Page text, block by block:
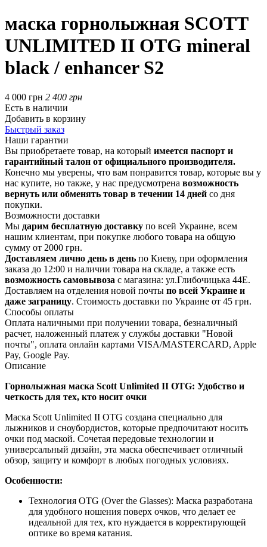
маска горнолыжная SCOTT
UNLIMITED II OTG mineral
black / enhancer S2
4 000 грн 2 400 грн
Есть в наличии
Добавить в корзину
Быстрый заказ
Наши гарантии
Вы приобретаете товар, на который имеется паспорт и
гарантийный талон от официального производителя.
Конечно мы уверены, что вам понравится товар, которые вы у
нас купите, но также, у нас предусмотрена возможность
вернуть или обменять товар в течении 14 дней со дня
покупки.
Возможности доставки
Мы дарим бесплатную доставку по всей Украине, всем
нашим клиентам, при покупке любого товара на общую
сумму от 2000 грн.
Доставляем лично день в день по Киеву, при оформления
заказа до 12:00 и наличии товара на складе, а также есть
возможность самовывоза с магазина: ул.Глибочицька 44Е.
Доставляем на отделения новой почты по всей Украине и
даже заграницу. Стоимость доставки по Украине от 45 грн.
Способы оплаты
Оплата наличными при получении товара, безналичный
расчет, наложенный платеж у службы доставки "Новой
почты", оплата онлайн картами VISA/MASTERCARD, Apple
Pay, Google Pay.
Описание
Горнолыжная маска Scott Unlimited II OTG: Удобство и
четкость для тех, кто носит очки
Маска Scott Unlimited II OTG создана специально для
лыжников и сноубордистов, которые предпочитают носить
очки под маской. Сочетая передовые технологии и
универсальный дизайн, эта маска обеспечивает отличный
обзор, защиту и комфорт в любых погодных условиях.
Особенности:
Технология OTG (Over the Glasses): Маска разработана
для удобного ношения поверх очков, что делает ее
идеальной для тех, кто нуждается в корректирующей
оптике во время катания.